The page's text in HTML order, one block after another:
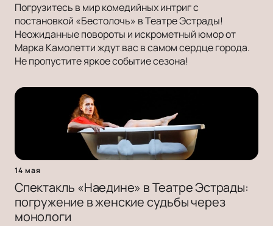
Погрузитесь в мир комедийных интриг с
постановкой «Бестолочь» в Театре Эстрады!
Неожиданные повороты и искрометный юмор от
Марка Камолетти ждут вас в самом сердце города.
Не пропустите яркое событие сезона!
14 мая
Спектакль «Наедине» в Театре Эстрады:
погружение в женские судьбы через
монологи